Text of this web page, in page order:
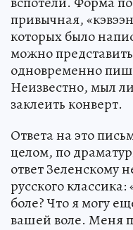
привычная,
которых было
можно
одновременно
Неизвестно, мыл
заклеить конверт.
Ответа на это
целом, по
ответ Зеленскому
русского
боле? Что я могу
вашей воле. Меня